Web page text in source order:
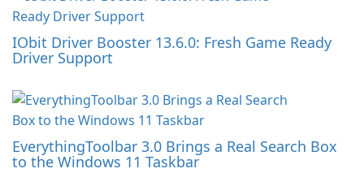
IObit Driver Booster 13.6.0: Fresh Game Ready
Driver Support
EverythingToolbar 3.0 Brings a Real Search Box
to the Windows 11 Taskbar